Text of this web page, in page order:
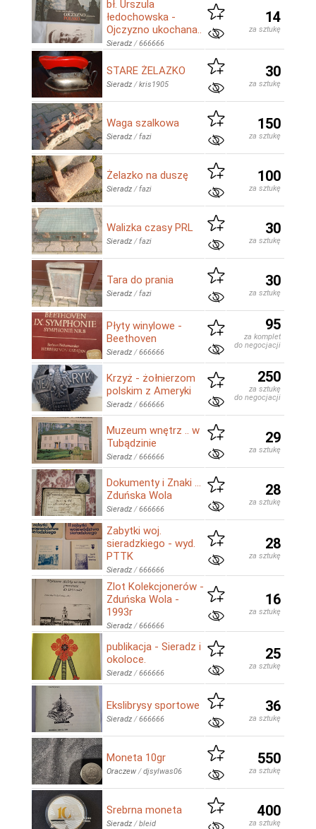
bł. Urszula
łedochowska -
Ojczyzno ukochana..
Sieradz /666666
14
za sztukę
STARE ŻELAZKO
Sieradz /kris1905
30
za sztukę
Waga szalkowa
Sieradz /fazi
150
za sztukę
Żelazko na duszę
Sieradz /fazi
100
za sztukę
Walizka czasy PRL
Sieradz /fazi
30
za sztukę
Tara do prania
Sieradz /fazi
30
za sztukę
Płyty winylowe -
Beethoven
Sieradz /666666
95
za komplet
do negocjacji
Krzyż - żołnierzom
polskim z Ameryki
Sieradz /666666
250
za sztukę
do negocjacji
Muzeum wnętrz .. w
Tubądzinie
Sieradz /666666
29
za sztukę
Dokumenty i Znaki ...
Zduńska Wola
Sieradz /666666
28
za sztukę
Zabytki woj.
sieradzkiego - wyd.
PTTK
Sieradz /666666
28
za sztukę
Zlot Kolekcjonerów -
Zduńska Wola -
1993r
Sieradz /666666
16
za sztukę
publikacja - Sieradz i
okoloce.
Sieradz /666666
25
za sztukę
Ekslibrysy sportowe
Sieradz /666666
36
za sztukę
Moneta 10gr
Oraczew /djsylwas06
550
za sztukę
Srebrna moneta
Sieradz /bleid
400
za sztukę